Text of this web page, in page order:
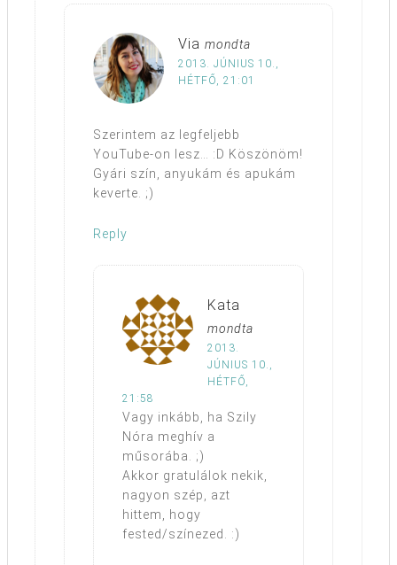
Via mondta
2013. JÚNIUS 10.,
HÉTFŐ, 21:01
Szerintem az legfeljebb
YouTube-on lesz… :D Köszönöm!
Gyári szín, anyukám és apukám
keverte. ;)
Reply
Kata
mondta
2013.
JÚNIUS 10.,
HÉTFŐ,
21:58
Vagy inkább, ha Szily
Nóra meghív a
műsorába. ;)
Akkor gratulálok nekik,
nagyon szép, azt
hittem, hogy
fested/színezed. :)